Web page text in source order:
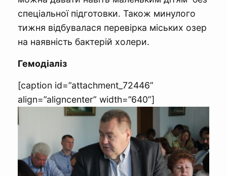
спеціальної підготовки. Також минулого
тижня відбувалася перевірка міських озер
на наявність бактерій холери.
Гемодіаліз
[caption id=”attachment_72446”
align=”aligncenter” width=”640”]